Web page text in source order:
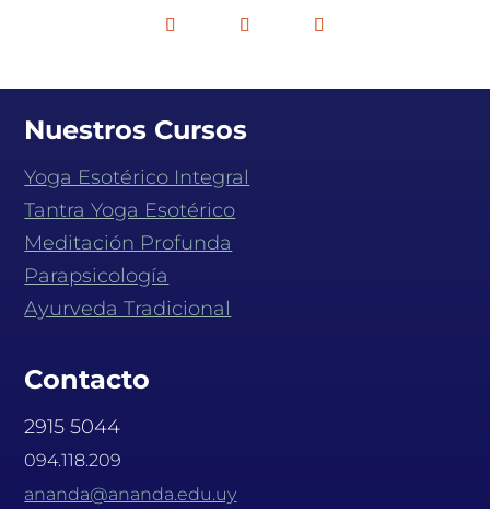
Nuestros Cursos
Yoga Esotérico Integral
Tantra Yoga Esotérico
Meditación Profunda
Parapsicología
Ayurveda Tradicional
Contacto
2915 5044
094.118.209
ananda@ananda.edu.uy